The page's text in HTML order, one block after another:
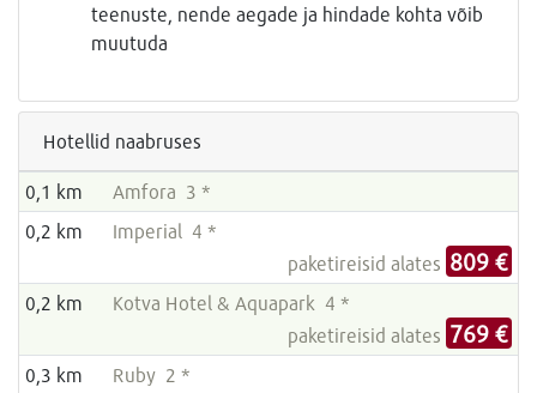
teenuste, nende aegade ja hindade kohta võib
muutuda
Hotellid naabruses
0,1 km
Amfora 3 *
0,2 km
Imperial 4 *
paketireisid alates 809 €
0,2 km
Kotva Hotel & Aquapark 4 *
paketireisid alates 769 €
0,3 km
Ruby 2 *